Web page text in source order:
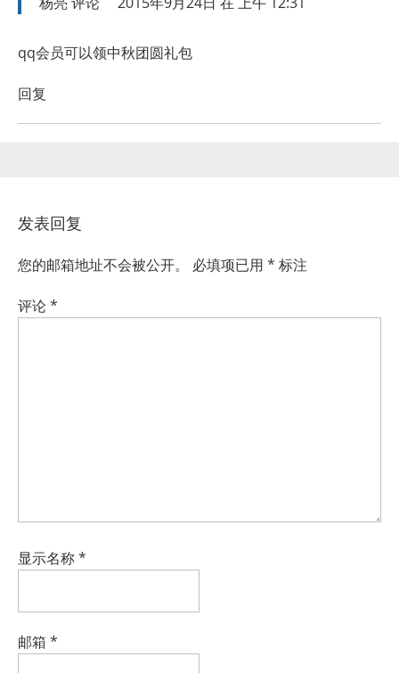
qq会员可以领中秋团圆礼包
回复
发表回复
您的邮箱地址不会被公开。 必填项已用 * 标注
评论*
显示名称*
邮箱 *